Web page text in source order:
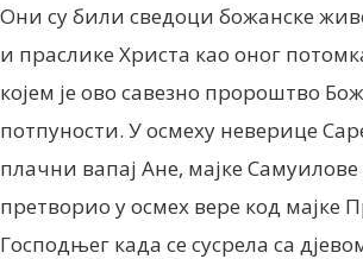
Они су били сведоци божанске
и праслике Христа као оног
којем је ово савезно пророштво
потпуности. У осмеху неверице
плачни вапај Ане, мајке Самуилове
претворио у осмех вере код мајке
Господњег када се сусрела са